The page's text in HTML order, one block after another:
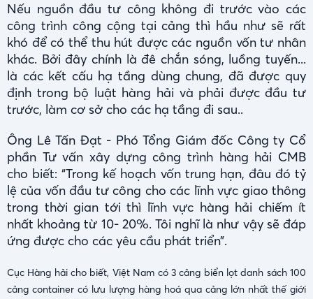
Nếu nguồn đầu tư công không đi trước vào các
công trình công cộng tại cảng thì hầu như sẽ rất
khó để có thể thu hút được các nguồn vốn tư nhân
khác. Bởi đây chính là đê chắn sóng, luồng tuyến...
là các kết cấu hạ tầng dùng chung, đã được quy
định trong bộ luật hàng hải và phải được đầu tư
trước, làm cơ sở cho các hạ tầng đi sau..
Ông Lê Tấn Đạt - Phó Tổng Giám đốc Công ty Cổ
phần Tư vấn xây dựng công trình hàng hải CMB
cho biết: “Trong kế hoạch vốn trung hạn, đâu đó tỷ
lệ của vốn đầu tư công cho các lĩnh vực giao thông
trong thời gian tới thì lĩnh vực hàng hải chiếm ít
nhất khoảng từ 10- 20%. Tôi nghĩ là như vậy sẽ đáp
ứng được cho các yêu cầu phát triển”.
Cục Hàng hải cho biết, Việt Nam có 3 cảng biển lọt danh sách 100
cảng container có lưu lượng hàng hoá qua cảng lớn nhất thế giới